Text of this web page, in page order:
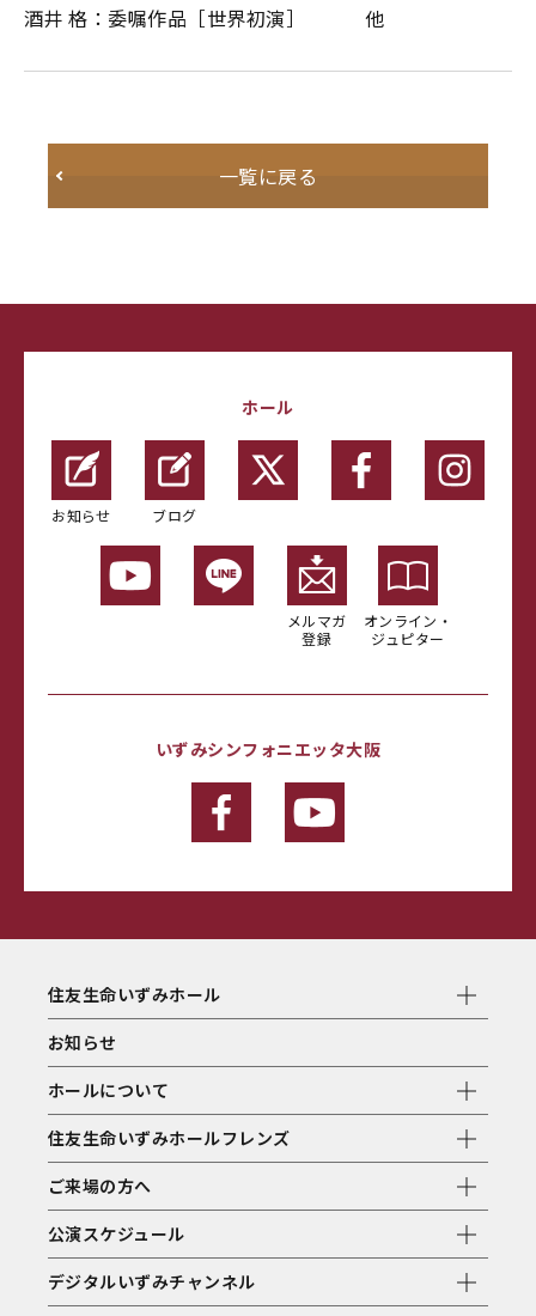
酒井 格：委嘱作品［世界初演］ 他
一覧に戻る
ホール
お知らせ ブログ
メルマガ
登録
オンライン・
ジュピター
いずみシンフォニエッタ大阪
住友生命いずみホール
お知らせ
ホールについて
住友生命いずみホールフレンズ
ご来場の方へ
公演スケジュール
デジタルいずみチャンネル